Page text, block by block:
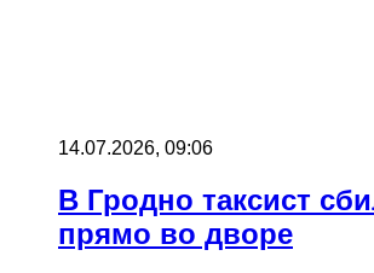
14.07.2026, 09:06
В Гродно таксист
прямо во дворе